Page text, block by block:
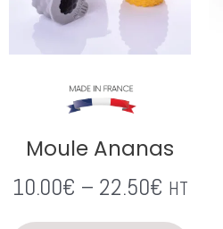
Moule Ananas
10.00€ – 22.50€ HT